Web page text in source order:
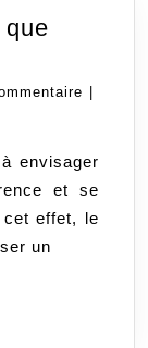
que
et se
cet effet, le
un